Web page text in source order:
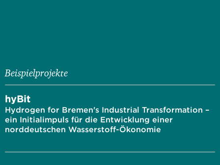
Beispielprojekte
hyBit
Hydrogen for Bremen's Industrial Transformation –
ein Initialimpuls für die Entwicklung einer
norddeutschen Wasserstoff-Ökonomie